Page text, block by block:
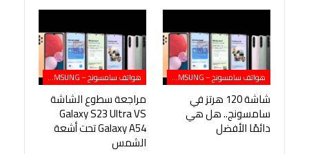
هواتف سامسونج – SAMSUNG
شاشة 120 هرتز في
سامسونج.. هل هي
دائمًا الأفضل
هواتف سامسونج – SAMSUNG
مراجعة سطوع الشاشة
Galaxy S23 Ultra VS
Galaxy A54 تحت أشعة
الشمس